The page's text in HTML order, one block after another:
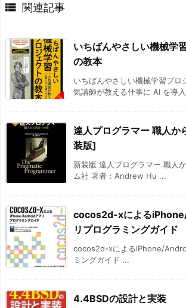
 関連記事
いちばんやさしい機械学
の教本
いちばんやさしい機械学習プロ
気講師が教える仕事に AI を導
達人プログラマー 職人か
装版]
新装版 達人プログラマー 職人
ム社 著者：Andrew Hu ...
cocos2d-xによる
リプログラミングガイド
cocos2d-xによるiPhone/
ミングガイド ...
4.4BSDの設計と実装